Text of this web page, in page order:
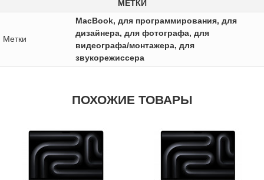
МЕТКИ
Метки
MacBook, для программирования, для
дизайнера, для фотографа, для
видеографа/монтажера, для
звукорежиссера
ПОХОЖИЕ ТОВАРЫ